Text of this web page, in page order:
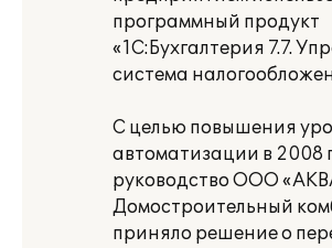
программный продукт
«1С:Бухгалтерия 7.7.
система
С целью повышения
автоматизации в 2008
руководство ООО
Домостроительный
приняло решение о